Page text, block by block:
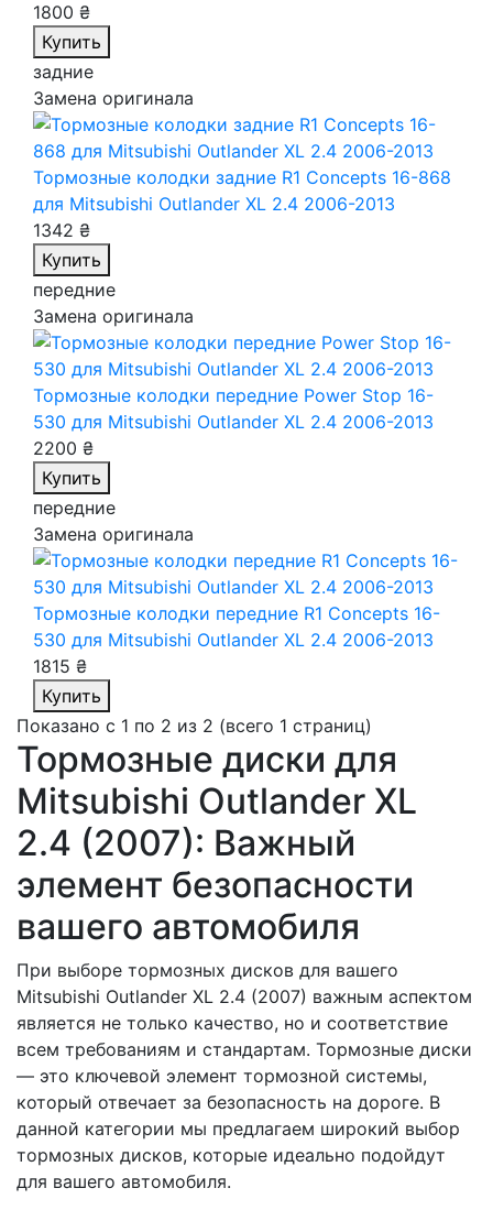
1800 ₴
Купить
задние
Замена оригинала
Тормозные колодки задние R1 Concepts 16-868
для Mitsubishi Outlander XL 2.4 2006-2013
1342 ₴
Купить
передние
Замена оригинала
Тормозные колодки передние Power Stop 16-
530 для Mitsubishi Outlander XL 2.4 2006-2013
2200 ₴
Купить
передние
Замена оригинала
Тормозные колодки передние R1 Concepts 16-
530 для Mitsubishi Outlander XL 2.4 2006-2013
1815 ₴
Купить
Показано с 1 по 2 из 2 (всего 1 страниц)
Тормозные диски для
Mitsubishi Outlander XL
2.4 (2007): Важный
элемент безопасности
вашего автомобиля
При выборе тормозных дисков для вашего
Mitsubishi Outlander XL 2.4 (2007) важным аспектом
является не только качество, но и соответствие
всем требованиям и стандартам. Тормозные диски
— это ключевой элемент тормозной системы,
который отвечает за безопасность на дороге. В
данной категории мы предлагаем широкий выбор
тормозных дисков, которые идеально подойдут
для вашего автомобиля.